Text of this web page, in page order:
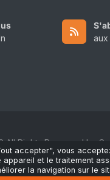
aux
Rights Reserved by
Pty Ltd.
/ Politique de
accepter", vous
appareil et le traitement
la navigation sur le